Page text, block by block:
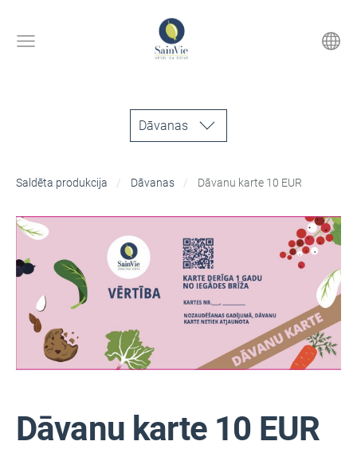
Dāvanas
Saldēta produkcija Dāvanas Dāvanu karte 10 EUR
Dāvanu karte 10 EUR